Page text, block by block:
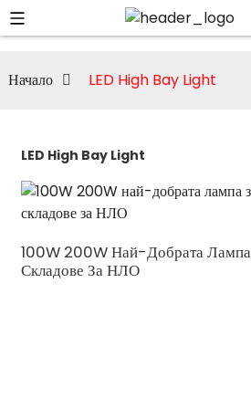
Начало LED High Bay Light
LED High Bay Light
100W 200W Най-Добрата Лампа
Складове За НЛО